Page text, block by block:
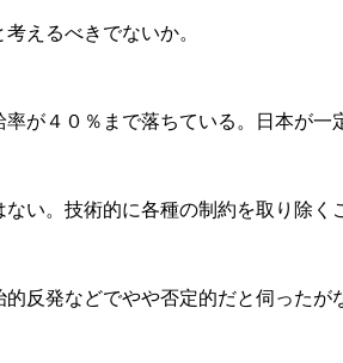
えるべきでないか。
が４０％まで落ちている。日本が一
い。技術的に各種の制約を取り除く
反発などでやや否定的だと伺ったが